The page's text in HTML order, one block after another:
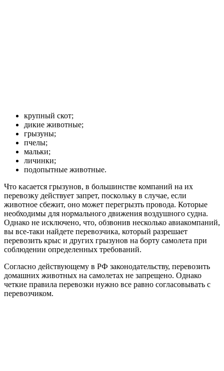
крупный скот;
дикие животные;
грызуны;
пчелы;
мальки;
личинки;
подопытные животные.
Что касается грызунов, в большинстве компаний на их
перевозку действует запрет, поскольку в случае, если
животное сбежит, оно может перегрызть провода. Которые
необходимы для нормального движения воздушного судна.
Однако не исключено, что, обзвонив несколько авиакомпаний,
вы все-таки найдете перевозчика, который разрешает
перевозить крыс и других грызунов на борту самолета при
соблюдении определенных требований.
Согласно действующему в РФ законодательству, перевозить
домашних животных на самолетах не запрещено. Однако
четкие правила перевозки нужно все равно согласовывать с
перевозчиком.